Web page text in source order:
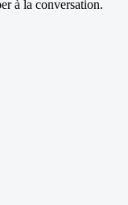
à la conversation.